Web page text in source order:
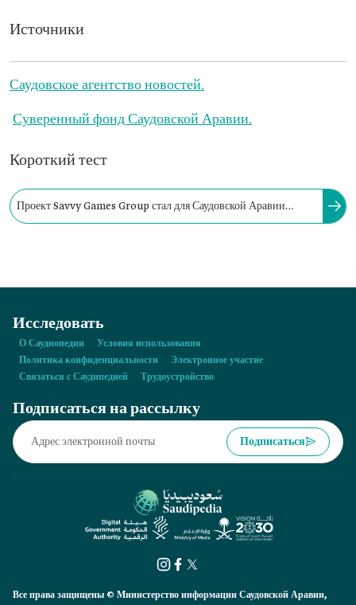
Источники
Саудовское агентство новостей.
Суверенный фонд Саудовской Аравии.
Короткий тест
Проект Savvy Games Group стал для Саудовской Аравии
Исследовать
О Саудиопедии
Условия использования
Политика конфиденциальности
Электронное участие
Связаться с Саудипедией
Трудоустройство
Подписаться на рассылку
Подписаться
Все права защищены © Министерство информации Саудовской Аравии,